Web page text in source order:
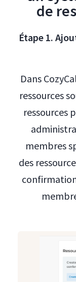
de
Étape 1.
Dans
ressources
ressources
membres
des